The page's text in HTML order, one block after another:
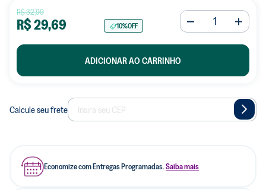
R$32,99
R$29,69 10%OFF
ADICIONAR AO CARRINHO
Calcule seu frete
Economize com Entregas Programadas.Saiba mais